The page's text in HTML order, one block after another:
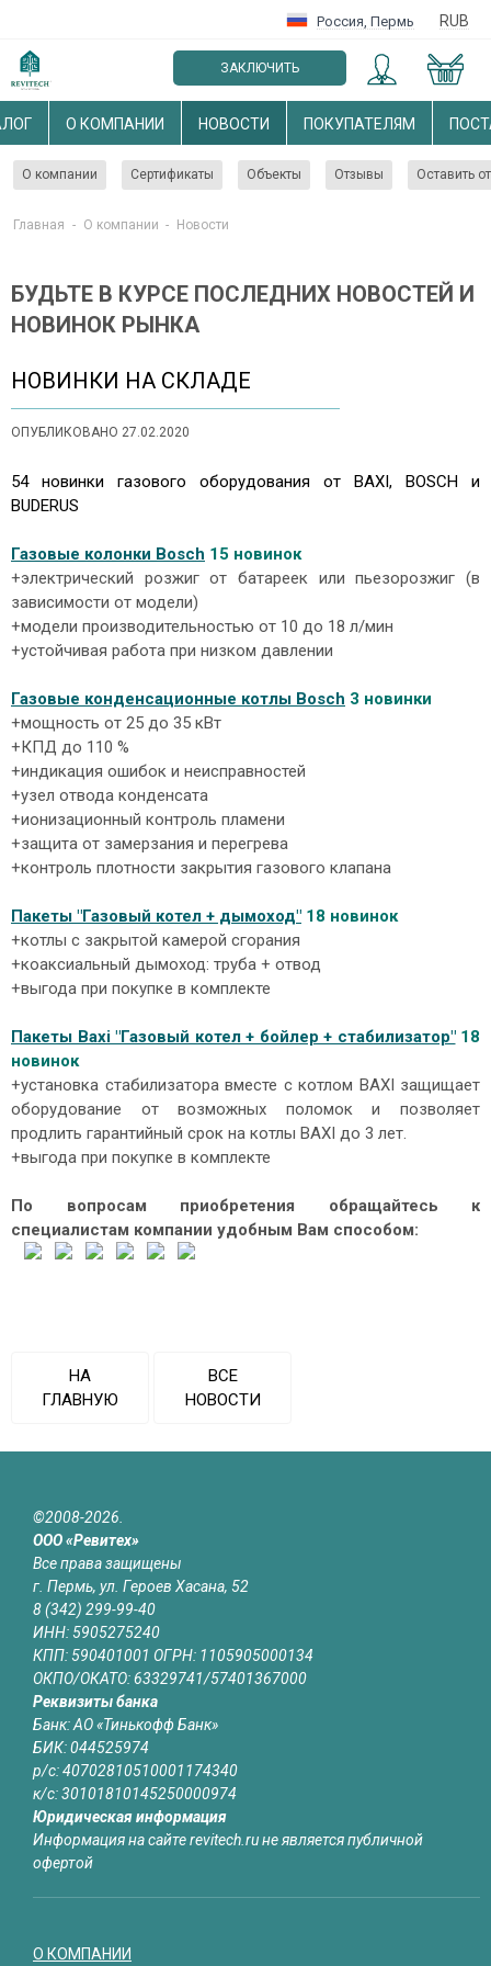
Россия, Пермь RUB
ЗАКЛЮЧИТЬ
ОПТОВЫЙ ДОГОВОР
О КОМПАНИИ НОВОСТИ ПОКУПАТЕЛЯМ
О компании Сертификаты Объекты Отзывы Оставить
Главная - О компании - Новости
БУДЬТЕ В КУРСЕ ПОСЛЕДНИХ НОВОСТЕЙ И
НОВИНОК РЫНКА
НОВИНКИ НА СКЛАДЕ
ОПУБЛИКОВАНО 27.02.2020
54 новинки газового оборудования от BAXI, BOSCH и
BUDERUS
Газовые колонки Bosch 15 новинок
+электрический розжиг от батареек или пьезорозжиг (в
зависимости от модели)
+модели производительностью от 10 до 18 л/мин
+устойчивая работа при низком давлении
Газовые конденсационные котлы Bosch 3 новинки
+мощность от 25 до 35 кВт
+КПД до 110 %
+индикация ошибок и неисправностей
+узел отвода конденсата
+ионизационный контроль пламени
+защита от замерзания и перегрева
+контроль плотности закрытия газового клапана
Пакеты "Газовый котел + дымоход" 18 новинок
+котлы с закрытой камерой сгорания
+коаксиальный дымоход: труба + отвод
+выгода при покупке в комплекте
Пакеты Baxi "Газовый котел + бойлер + стабилизатор" 18
новинок
+установка стабилизатора вместе с котлом BAXI защищает
оборудование от возможных поломок и позволяет
продлить гарантийный срок на котлы BAXI до 3 лет.
+выгода при покупке в комплекте
По вопросам приобретения обращайтесь к
специалистам компании удобным Вам способом:
НА
ГЛАВНУЮ
ВСЕ
НОВОСТИ
©2008-2026.
ООО «Ревитех»
Все права защищены
г. Пермь, ул. Героев Хасана, 52
8 (342) 299-99-40
ИНН: 5905275240
КПП: 590401001 ОГРН: 1105905000134
ОКПО/ОКАТО: 63329741/57401367000
Реквизиты банка
Банк: АО «Тинькофф Банк»
БИК: 044525974
р/с: 40702810510001174340
к/с: 30101810145250000974
Юридическая информация
Информация на сайте revitech.ru не является публичной
офертой
О КОМПАНИИ